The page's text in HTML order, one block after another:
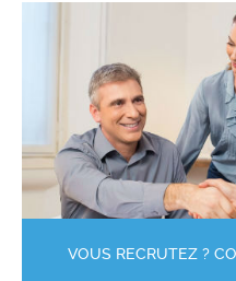
VOUS RECRUTEZ ?